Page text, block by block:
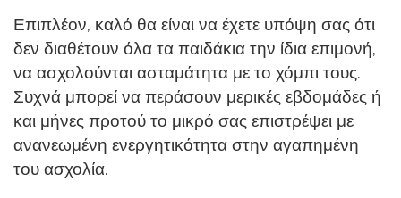
Επιπλέον, καλό θα είναι να έχετε υπόψη σας ότι
δεν διαθέτουν όλα τα παιδάκια την ίδια επιμονή,
να ασχολούνται ασταμάτητα με το χόμπι τους.
Συχνά μπορεί να περάσουν μερικές εβδομάδες ή
και μήνες προτού το μικρό σας επιστρέψει με
ανανεωμένη ενεργητικότητα στην αγαπημένη
του ασχολία.